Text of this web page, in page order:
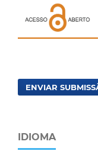
ENVIAR
IDIOMA